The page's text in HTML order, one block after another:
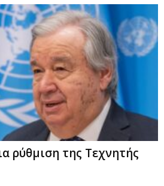
ρύθμιση της Τεχνητής